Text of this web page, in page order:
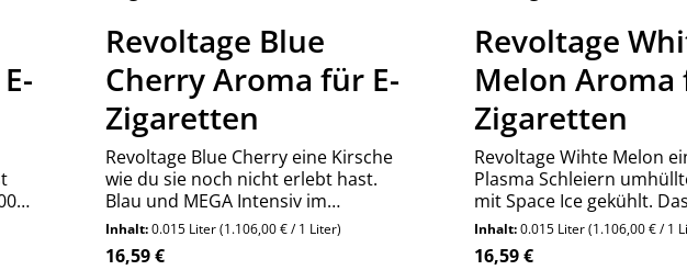
Revoltage Blue
Cherry Aroma für E-
Zigaretten
Revoltage Blue Cherry eine Kirsche
wie du sie noch nicht erlebt hast.
Blau und MEGA Intensiv im
Geschmack die wirst du nicht mehr
vergessen.
Inhalt:0.015 Liter(1.106,00 € / 1 Liter)
Regulärer Preis:
16,59 €
Revoltage
Melon Aroma
Zigaretten
Revoltage Wihte Melon
Plasma Schleiern
mit Space Ice gekühlt.
bringt dich ruck zuck zu
Planeten.
Inhalt:0.015 Liter(1.106,00 € / 1
Regulärer Preis:
16,59 €